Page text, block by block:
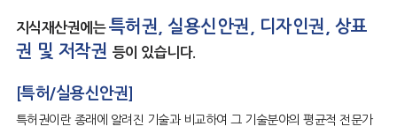
지식재산권에는 특허권, 실용신안권, 디자인권, 상표
권 및 저작권 등이 있습니다.
[특허/실용신안권]
특허권이란 종래에 알려진 기술과 비교하여 그 기술분야의 평균적 전문가